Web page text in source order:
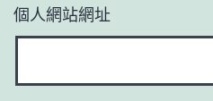
個人網站網址